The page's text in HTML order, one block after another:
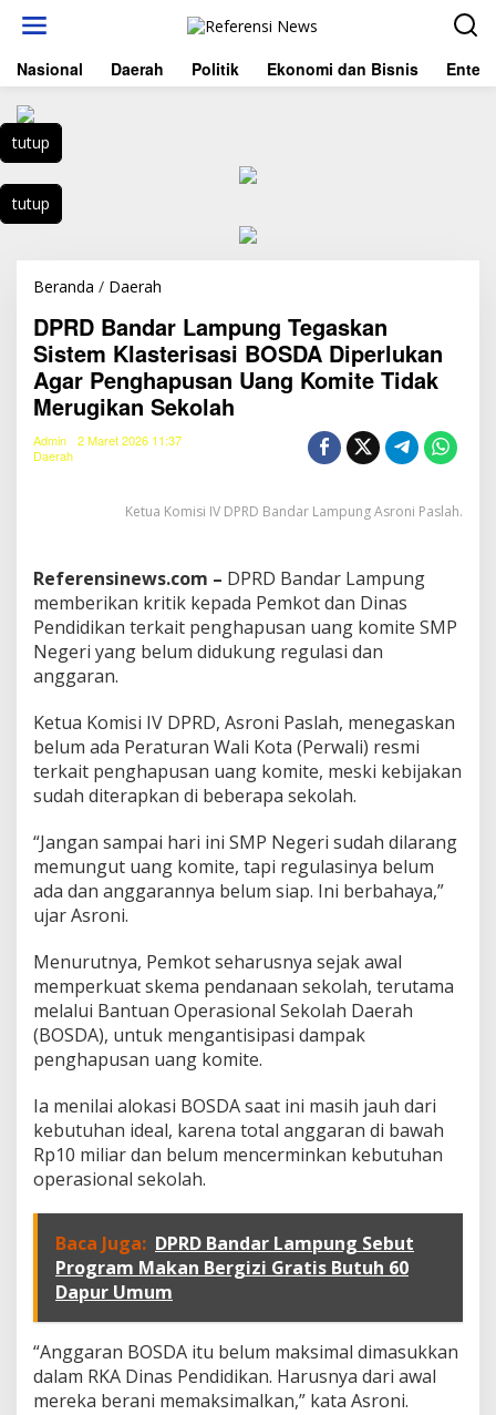
t
k
k
o
t
Nasional Daerah Politik Ekonomi dan Bisnis
tutup
tutup
Beranda / Daerah
R
D
B
a
n
a
a
n
g
T
e
g
k
a
n
S
i
e
m
K
s
t
e
r
i
s
s
i
B
O
S
D
i
p
e
r
l
u
k
a
DPRD Bandar Lampung Tegaskan
Sistem Klasterisasi BOSDA Diperlukan
Agar Penghapusan Uang Komite Tidak
Merugikan Sekolah
Admin
2 Maret 2026 11:37
Daerah
Ketua Komisi IV DPRD Bandar Lampung Asroni Paslah.
Referensinews.com – DPRD Bandar Lampung
memberikan kritik kepada Pemkot dan Dinas
Pendidikan terkait penghapusan uang komite SMP
Negeri yang belum didukung regulasi dan
anggaran.
Ketua Komisi IV DPRD, Asroni Paslah, menegaskan
belum ada Peraturan Wali Kota (Perwali) resmi
terkait penghapusan uang komite, meski kebijakan
sudah diterapkan di beberapa sekolah.
“Jangan sampai hari ini SMP Negeri sudah dilarang
memungut uang komite, tapi regulasinya belum
ada dan anggarannya belum siap. Ini berbahaya,”
ujar Asroni.
Menurutnya, Pemkot seharusnya sejak awal
memperkuat skema pendanaan sekolah, terutama
melalui Bantuan Operasional Sekolah Daerah
(BOSDA), untuk mengantisipasi dampak
penghapusan uang komite.
Ia menilai alokasi BOSDA saat ini masih jauh dari
kebutuhan ideal, karena total anggaran di bawah
Rp10 miliar dan belum mencerminkan kebutuhan
operasional sekolah.
Baca Juga: DPRD Bandar Lampung Sebut
Program Makan Bergizi Gratis Butuh 60
Dapur Umum
“Anggaran BOSDA itu belum maksimal dimasukkan
dalam RKA Dinas Pendidikan. Harusnya dari awal
mereka berani memaksimalkan,” kata Asroni.